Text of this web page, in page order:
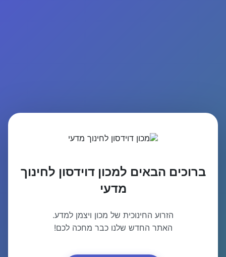
ברוכים הבאים למכון דוידסון לחינוך
מדעי
הזרוע החינוכית של מכון ויצמן למדע.
האתר החדש שלנו כבר מחכה לכם!